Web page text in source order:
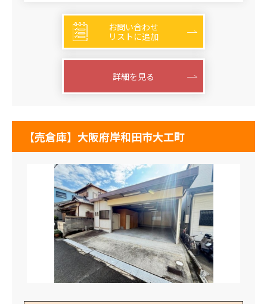
お問い合わせ
リストに追加
詳細を見る
【売倉庫】大阪府岸和田市大工町